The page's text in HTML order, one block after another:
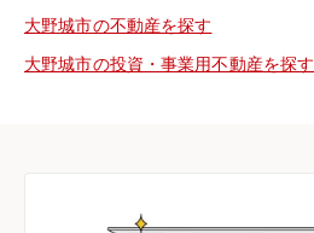
大野城市の不動産を探す
大野城市の投資・事業用不動産を探す